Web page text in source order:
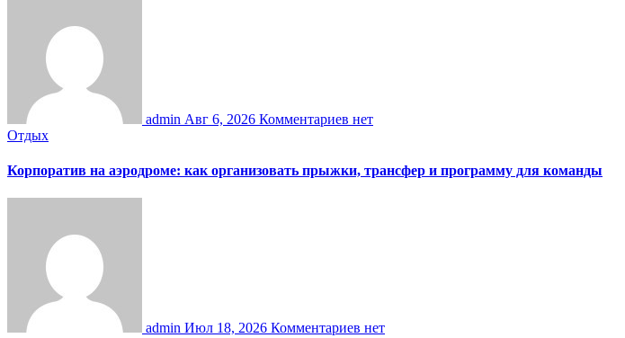
admin Авг 6, 2026 Комментариев нет
Отдых
Корпоратив на аэродроме: как организовать прыжки, трансфер и программу для команды
admin Июл 18, 2026 Комментариев нет